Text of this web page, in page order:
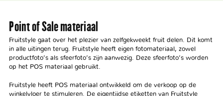
Point of Sale materiaal
Fruitstyle gaat over het plezier van zelfgekweekt fruit delen. Dit komt
in alle uitingen terug. Fruitstyle heeft eigen fotomateriaal, zowel
productfoto’s als sfeerfoto’s zijn aanwezig. Deze sfeerfoto’s worden
op het POS materiaal gebruikt.
Fruitstyle heeft POS materiaal ontwikkeld om de verkoop op de
winkelvloer te stimuleren. De eigentijdse etiketten van Fruitstyle